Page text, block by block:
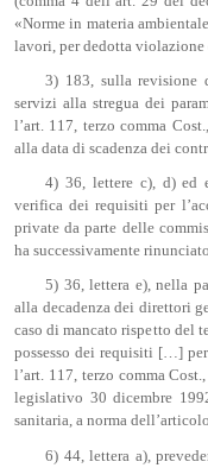
«Norme in materia
lavori, per dedotta violazione
3) 183, sulla revisione
servizi alla stregua dei
l’art. 117, terzo comma
alla data di scadenza dei
4) 36, lettere c), d) ed
verifica dei requisiti per
private da parte delle
ha successivamente
5) 36, lettera e), nella
alla decadenza dei direttori
caso di mancato rispetto del
possesso dei requisiti […]
l’art. 117, terzo comma
legislativo 30 dicembre
sanitaria, a norma
6) 44, lettera a),